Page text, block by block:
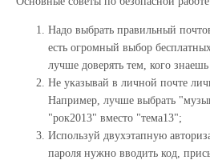
Надо выбрать правильный
есть огромный выбор
лучше доверять тем, кого
Не указывай в личной почте
Например, лучше выбрать
"рок2013" вместо "тема13";
Используй двухэтапную
пароля нужно вводить код,